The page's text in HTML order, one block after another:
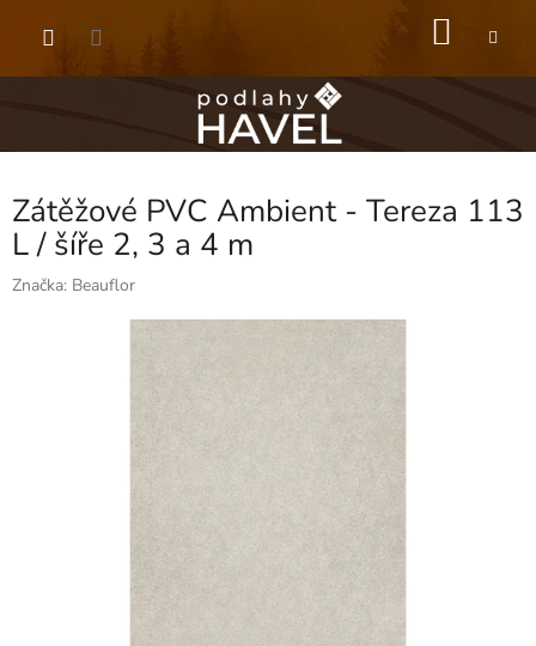
Zátěžové PVC Ambient - Tereza 113
L / šíře 2, 3 a 4 m
Značka: Beauflor